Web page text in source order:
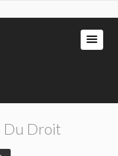
Du Droit